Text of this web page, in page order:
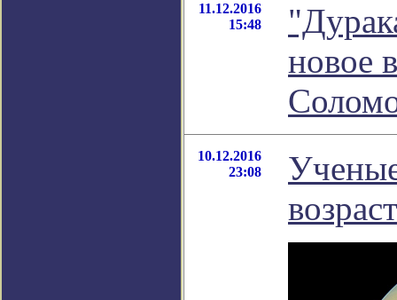
11.12.2016
15:48
новое
10.12.2016
23:08